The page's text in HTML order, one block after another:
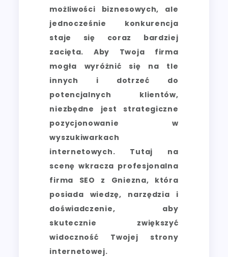
możliwości biznesowych, ale
jednocześnie konkurencja
staje się coraz bardziej
zacięta. Aby Twoja firma
mogła wyróżnić się na tle
innych i dotrzeć do
potencjalnych klientów,
niezbędne jest strategiczne
pozycjonowanie w
wyszukiwarkach
internetowych. Tutaj na
scenę wkracza profesjonalna
firma SEO z Gniezna, która
posiada wiedzę, narzędzia i
doświadczenie, aby
skutecznie zwiększyć
widoczność Twojej strony
internetowej.